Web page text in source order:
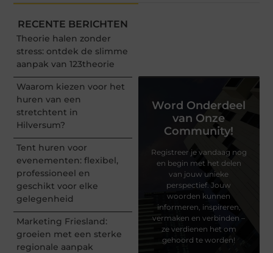
RECENTE BERICHTEN
Theorie halen zonder
stress: ontdek de slimme
aanpak van 123theorie
Waarom kiezen voor het
huren van een
stretchtent in
Hilversum?
Tent huren voor
evenementen: flexibel,
professioneel en
geschikt voor elke
gelegenheid
Marketing Friesland:
groeien met een sterke
regionale aanpak
Word Onderdeel
van Onze
Community!
Registreer je vandaag nog
en begin met het delen
van jouw unieke
perspectief. Jouw
woorden kunnen
informeren, inspireren,
vermaken en verbinden –
ze verdienen het om
gehoord te worden!